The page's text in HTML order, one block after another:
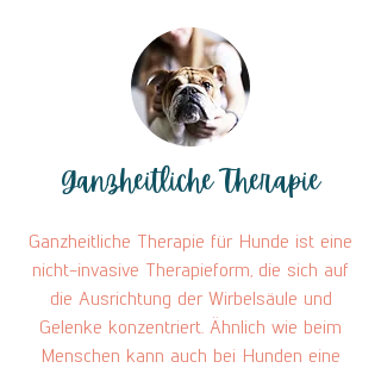
Ganzheitliche Therapie
Ganzheitliche Therapie für Hunde ist eine
nicht-invasive Therapieform, die sich auf
die Ausrichtung der Wirbelsäule und
Gelenke konzentriert. Ähnlich wie beim
Menschen kann auch bei Hunden eine